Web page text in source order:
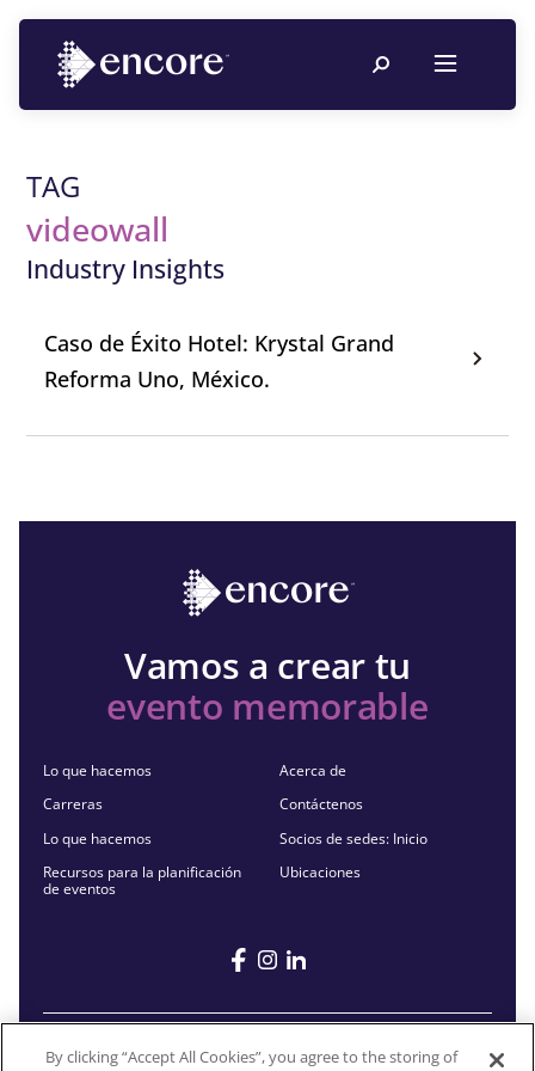
TAG
videowall
Industry Insights
Caso de Éxito Hotel: Krystal Grand
Reforma Uno, México.
Vamos a crear tu
evento memorable
Lo que hacemos
Carreras
Lo que hacemos
Recursos para la planificación
de eventos
Acerca de
Contáctenos
Socios de sedes: Inicio
Ubicaciones
©2026 Encore®. Todos los derechos reservados. Cualquier marca
By clicking “Accept All Cookies”, you agree to the storing of